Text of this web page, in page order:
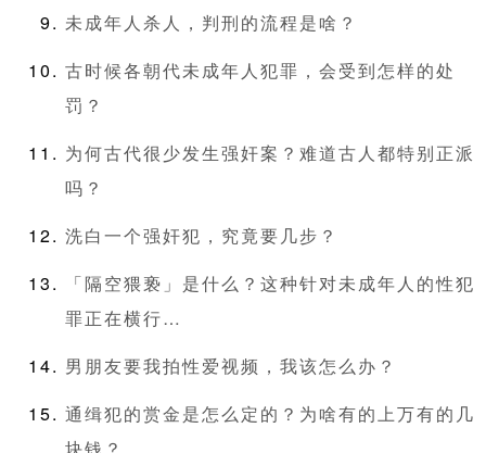
未成年人杀人，判刑的流程是啥？
古时候各朝代未成年人犯罪，会受到怎样的处
罚？
为何古代很少发生强奸案？难道古人都特别正派
吗？
洗白一个强奸犯，究竟要几步？
「隔空猥亵」是什么？这种针对未成年人的性犯
罪正在横行…
男朋友要我拍性爱视频，我该怎么办？
通缉犯的赏金是怎么定的？为啥有的上万有的几